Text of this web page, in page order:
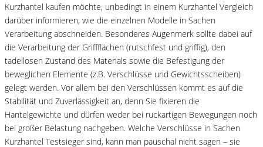
Kurzhantel kaufen möchte, unbedingt in einem Kurzhantel Vergleich
darüber informieren, wie die einzelnen Modelle in Sachen
Verarbeitung abschneiden. Besonderes Augenmerk sollte dabei auf
die Verarbeitung der Griffflächen (rutschfest und griffig), den
tadellosen Zustand des Materials sowie die Befestigung der
beweglichen Elemente (z.B. Verschlüsse und Gewichtsscheiben)
gelegt werden. Vor allem bei den Verschlüssen kommt es auf die
Stabilität und Zuverlässigkeit an, denn Sie fixieren die
Hantelgewichte und dürfen weder bei ruckartigen Bewegungen noch
bei großer Belastung nachgeben. Welche Verschlüsse in Sachen
Kurzhantel Testsieger sind, kann man pauschal nicht sagen – sie